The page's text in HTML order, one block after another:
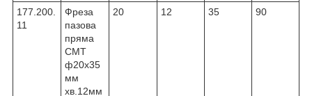
177.200.
11
Фреза
пазова
пряма
CMT
ф20х35
мм
хв.12мм
20 12 35 90